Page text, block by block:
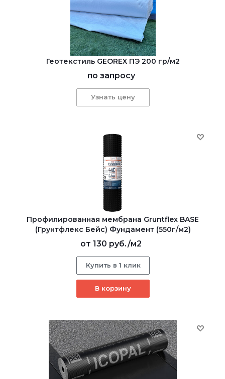
Геотекстиль GEOREX ПЭ 200 гр/м2
по запросу
Узнать цену
Профилированная мембрана Gruntflex BASE
(Грунтфлекс Бейс) Фундамент (550г/м2)
от 130 руб./м2
Купить в 1 клик
В корзину